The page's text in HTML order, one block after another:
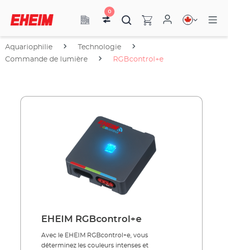
0
Aquariophilie
Technologie
Commande de lumière
RGBcontrol+e
EHEIM RGBcontrol+e
Avec le EHEIM RGBcontrol+e, vous
déterminez les couleurs intenses et